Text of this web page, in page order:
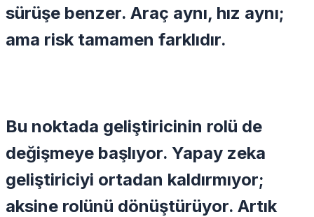
sürüşe benzer. Araç aynı, hız aynı;
ama risk tamamen farklıdır.
Bu noktada geliştiricinin rolü de
değişmeye başlıyor. Yapay zeka
geliştiriciyi ortadan kaldırmıyor;
aksine rolünü dönüştürüyor. Artık